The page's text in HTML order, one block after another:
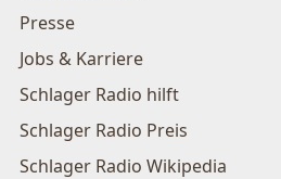
Presse
Jobs & Karriere
Schlager Radio hilft
Schlager Radio Preis
Schlager Radio Wikipedia